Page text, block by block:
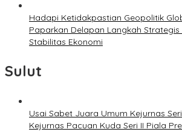
Hadapi Ketidakpastian Geopolitik
Paparkan Delapan Langkah
Stabilitas Ekonomi
Sulut
Usai Sabet Juara Umum Kejurnas
Kejurnas Pacuan Kuda Seri II Piala